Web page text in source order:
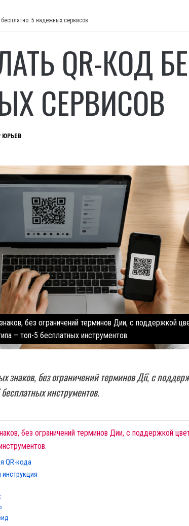
бесплатно: 5 надежных сервисов
QR-КОД
СЕРВИСОВ
ЮРЬЕВ
без ограничений терминов Дии, с поддержкой
– топ-5 бесплатных инструментов.
знаков, без ограничений терминов Дії, с
инструментов.
без ограничений терминов Дии, с поддержкой
QR-кода